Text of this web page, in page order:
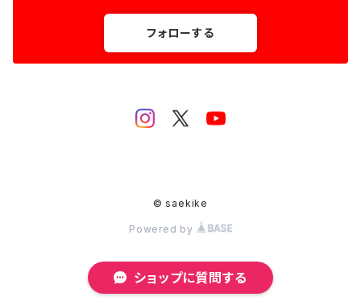
フォローする
© saekike
Powered by
ショップに質問する